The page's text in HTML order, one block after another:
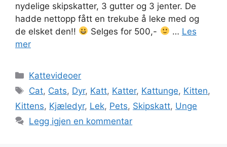
nydelige skipskatter, 3 gutter og 3 jenter. De
hadde nettopp fått en trekube å leke med og
de elsket den!!
Selges for 500,- … Les
mer
Kategorier
Kattevideoer
Stikkord
Cat, Cats, Dyr, Katt, Katter, Kattunge, Kitten,
Kittens, Kjæledyr, Lek, Pets, Skipskatt, Unge
Legg igjen en kommentar